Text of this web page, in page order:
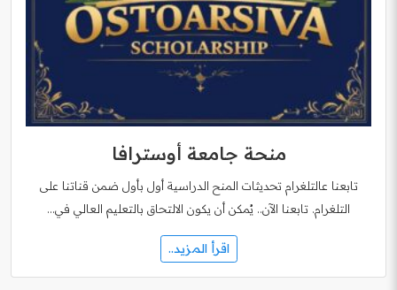
منحة جامعة أوسترافا
تابعنا عالتلغرام تحديثات المنح الدراسية أول بأول ضمن قناتنا على
التلغرام. تابعنا الآن.. يُمكن أن يكون الالتحاق بالتعليم العالي في…
اقرأ المزيد..